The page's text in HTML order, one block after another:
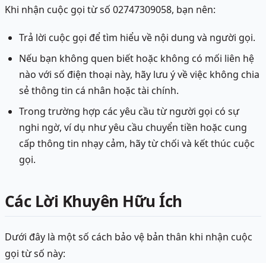
Khi nhận cuộc gọi từ số 02747309058, bạn nên:
Trả lời cuộc gọi để tìm hiểu về nội dung và người gọi.
Nếu bạn không quen biết hoặc không có mối liên hệ
nào với số điện thoại này, hãy lưu ý về việc không chia
sẻ thông tin cá nhân hoặc tài chính.
Trong trường hợp các yêu cầu từ người gọi có sự
nghi ngờ, ví dụ như yêu cầu chuyển tiền hoặc cung
cấp thông tin nhạy cảm, hãy từ chối và kết thúc cuộc
gọi.
Các Lời Khuyên Hữu Ích
Dưới đây là một số cách bảo vệ bản thân khi nhận cuộc
gọi từ số này: